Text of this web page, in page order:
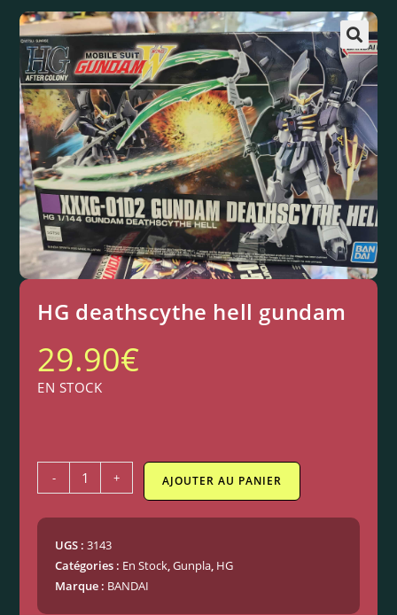
HG deathscythe hell gundam
29.90€
EN STOCK
- + AJOUTER AU PANIER
UGS :3143
Catégories : En Stock,Gunpla, HG
Marque : BANDAI